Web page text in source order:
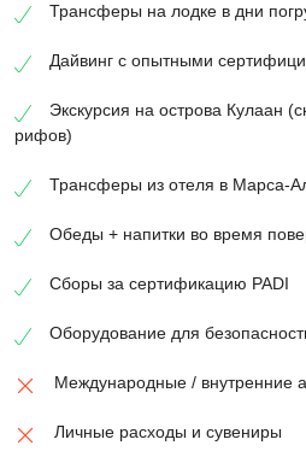
Трансферы на лодке в дни
Дайвинг с опытными
Экскурсия на острова Кулаан
рифов)
Трансферы из отеля в Марса-
Обеды + напитки во время
Сборы за сертификацию PADI
Оборудование для
Международные / внутренние
Личные расходы и сувениры